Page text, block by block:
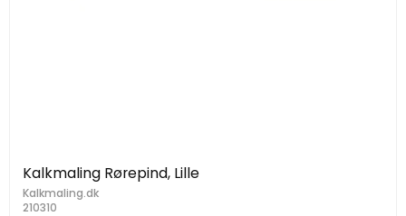
Kalkmaling Rørepind, Lille
Kalkmaling.dk
210310